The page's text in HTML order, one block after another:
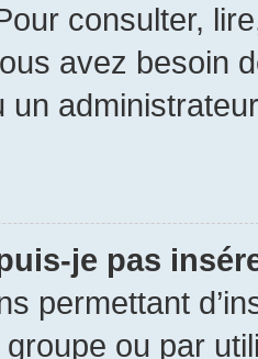
consulter,
avez besoin
un
je pas
permettant
ou par